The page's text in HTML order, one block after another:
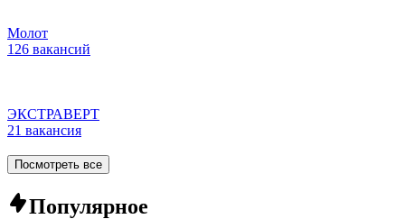
Молот
126 вакансий
ЭКСТРАВЕРТ
21 вакансия
Посмотреть все
Популярное